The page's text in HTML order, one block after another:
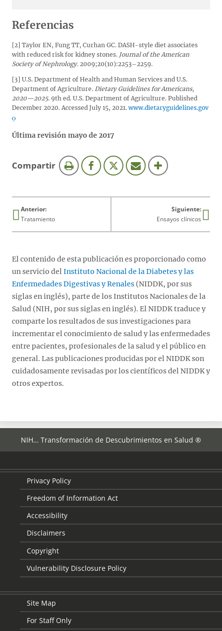
Referencias
[2] Taylor EN, Fung TT, Curhan GC. DASH-style diet associates
with reduced risk for kidney stones. Journal of the American
Society of Nephrology. 2009;20(10):2253–2259.
[3] U.S. Department of Health and Human Services and U.S.
Department of Agriculture. Dietary Guidelines for Americans,
2020—2025. 9th ed. U.S. Department of Agriculture. Published
December 2020. Accessed July 15, 2021. www.dietaryguidelines.gov
Última revisión mayo de 2017
Compartiresta
Anterior:
Tratamiento
Siguiente:
Ensayos clínicos
El contenido de esta publicación es proporcionado como
un servicio delInstituto Nacional de la Diabetes y las
Enfermedades Digestivas y Renales (NIDDK, por sus
siglas en inglés), parte de los Institutos Nacionales de la
Salud (NIH, por sus siglas en inglés). El NIDDK traduce y
comparte los resultados de sus investigaciones para
incrementar el conocimiento de salud y las enfermedades
entre pacientes, profesionales de la salud y el público en
general. Las publicaciones producidas por el NIDDK son
cuidadosamente revisadas por los científicos del NIDDK y
otros expertos.
NIH… Transformación de Descubrimientos en Salud ®
Privacy Policy
Freedom of Information Act
Accessibility
Disclaimers
Copyright
Vulnerability Disclosure Policy
Site Map
For Staff Only